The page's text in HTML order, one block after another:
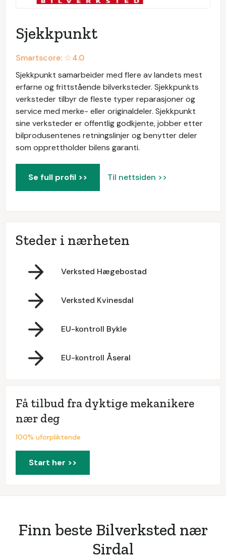
Sjekkpunkt
Smartscore: ☆4.0
Sjekkpunkt samarbeider med flere av landets mest
erfarne og frittstående bilverksteder. Sjekkpunkts
verksteder tilbyr de fleste typer reparasjoner og
service med merke- eller originaldeler. Sjekkpunkt
sine verksteder er offentlig godkjente, jobber etter
bilprodusentenes retningslinjer og benytter deler
som opprettholder bilens garanti.
Se full profil >> Til nettsiden >>
Steder i nærheten
Verksted Hægebostad
Verksted Kvinesdal
EU-kontroll Bykle
EU-kontroll Åseral
Få tilbud fra dyktige mekanikere
nær deg
100% uforpliktende
Start her >>
Finn beste Bilverksted nær
Sirdal